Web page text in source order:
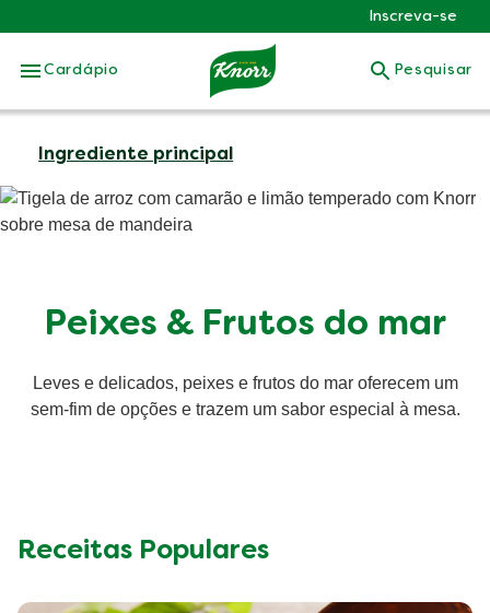
Skip to:
Inscreva-se
Cardápio Pesquisar
Ingrediente principal
Peixes & Frutos do mar
Leves e delicados, peixes e frutos do mar oferecem um
sem-fim de opções e trazem um sabor especial à mesa.
Receitas Populares